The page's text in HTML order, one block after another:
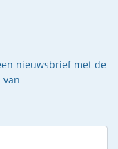
nieuwsbrief met de
van